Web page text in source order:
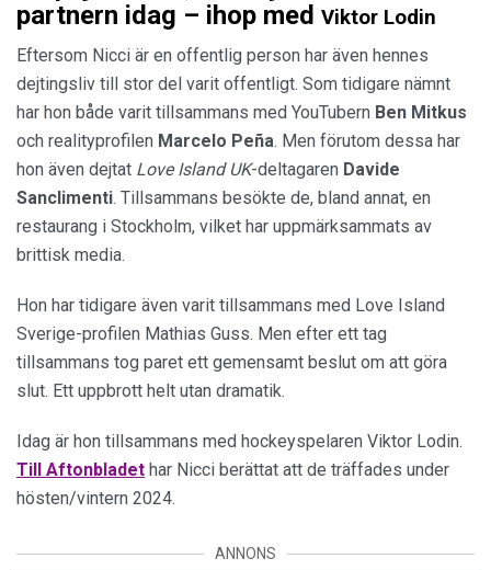
partnern idag – ihop med Viktor Lodin
Eftersom Nicci är en offentlig person har även hennes
dejtingsliv till stor del varit offentligt. Som tidigare nämnt
har hon både varit tillsammans med YouTubern Ben Mitkus
och realityprofilen Marcelo Peña. Men förutom dessa har
hon även dejtat Love Island UK-deltagaren Davide
Sanclimenti. Tillsammans besökte de, bland annat, en
restaurang i Stockholm, vilket har uppmärksammats av
brittisk media.
Hon har tidigare även varit tillsammans med Love Island
Sverige-profilen Mathias Guss. Men efter ett tag
tillsammans tog paret ett gemensamt beslut om att göra
slut. Ett uppbrott helt utan dramatik.
Idag är hon tillsammans med hockeyspelaren Viktor Lodin.
Till Aftonbladet har Nicci berättat att de träffades under
hösten/vintern 2024.
ANNONS